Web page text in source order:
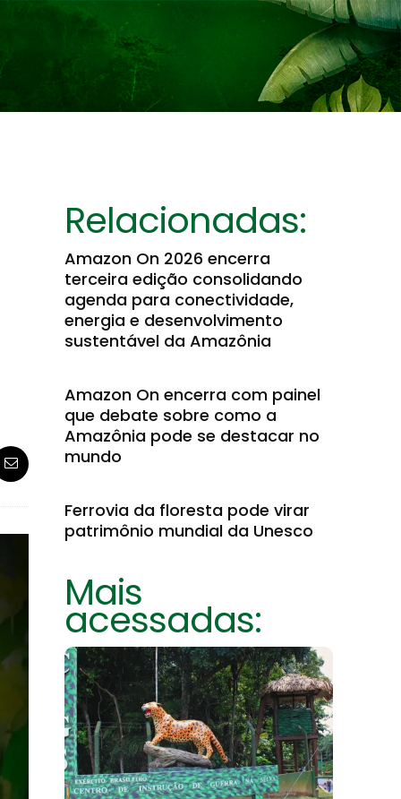
Relacionadas:
Amazon On 2026 encerra
terceira edição consolidando
agenda para conectividade,
energia e desenvolvimento
sustentável da Amazônia
Amazon On encerra com painel
que debate sobre como a
Amazônia pode se destacar no
mundo
Ferrovia da floresta pode virar
patrimônio mundial da Unesco
Mais
acessadas: